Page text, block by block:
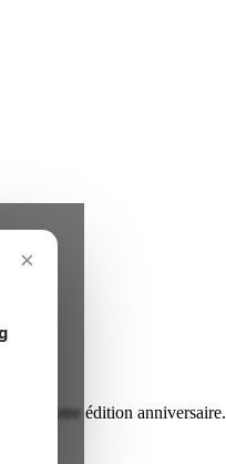
×
avec notre édition anniversaire.